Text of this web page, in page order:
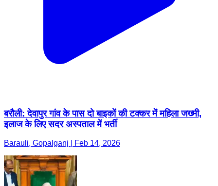
बरौली: देवापुर गांव के पास दो बाइकों की टक्कर में महिला जख्मी,
इलाज के लिए सदर अस्पताल में भर्ती
Barauli, Gopalganj | Feb 14, 2026